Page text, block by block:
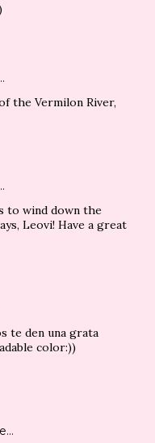
the Vermilon River,
to wind down the
Leovi! Have a great
te den una grata
color:))